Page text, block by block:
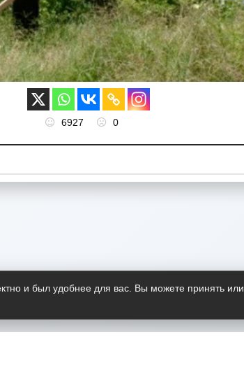
6927 0
и был удобнее для вас. Вы можете принять или